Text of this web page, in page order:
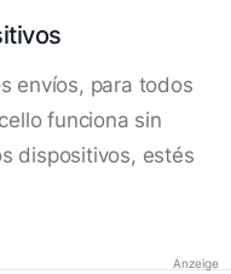
envíos, para todos
funciona sin
dispositivos, estés
Anzeige